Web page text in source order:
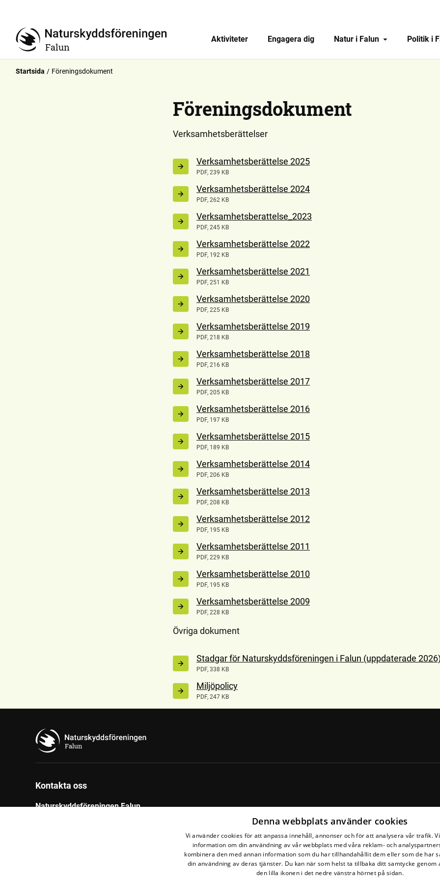
Falun
Aktiviteter Engagera dig Natur i Falun Politik i
Startsida Föreningsdokument
Föreningsdokument
Verksamhetsberättelser
Verksamhetsberättelse 2025
PDF, 239 KB
Verksamhetsberättelse 2024
PDF, 262 KB
Verksamhetsberattelse_2023
PDF, 245 KB
Verksamhetsberättelse 2022
PDF, 192 KB
Verksamhetsberättelse 2021
PDF, 251 KB
Verksamhetsberättelse 2020
PDF, 225 KB
Verksamhetsberättelse 2019
PDF, 218 KB
Verksamhetsberättelse 2018
PDF, 216 KB
Verksamhetsberättelse 2017
PDF, 205 KB
Verksamhetsberättelse 2016
PDF, 197 KB
Verksamhetsberättelse 2015
PDF, 189 KB
Verksamhetsberättelse 2014
PDF, 206 KB
Verksamhetsberättelse 2013
PDF, 208 KB
Verksamhetsberättelse 2012
PDF, 195 KB
Verksamhetsberättelse 2011
PDF, 229 KB
Verksamhetsberättelse 2010
PDF, 195 KB
Verksamhetsberättelse 2009
PDF, 228 KB
Övriga dokument
Stadgar för Naturskyddsföreningen i Falun (uppdaterade
PDF, 338 KB
Miljöpolicy
PDF, 247 KB
Falun
Kontakta oss
Naturskyddsföreningen Falun
Denna webbplats använder cookies
Vi använder cookies för att anpassa innehåll, annonser och för att analysera vår trafik.
information om din användning av vår webbplats med våra reklam- och
kombinera den med annan information som du har tillhandahållit dem eller som de har
din användning av deras tjänster. Du kan när som helst ta tillbaka ditt samtycke genom
den lilla ikonen i det nedre vänstra hörnet på sidan.